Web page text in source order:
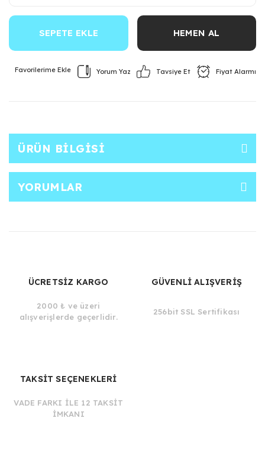
SEPETE EKLE HEMEN AL
Yorum Yaz Tavsiye Et Fiyat Alarmı
ÜRÜN BILGISI
YORUMLAR
ÜCRETSİZ KARGO
2000 ₺ ve üzeri
alışverişlerde geçerlidir.
GÜVENLİ ALIŞVERİŞ
256bit SSL Sertifikası
TAKSİT SEÇENEKLERİ
VADE FARKI İLE 12 TAKSİT
İMKANI